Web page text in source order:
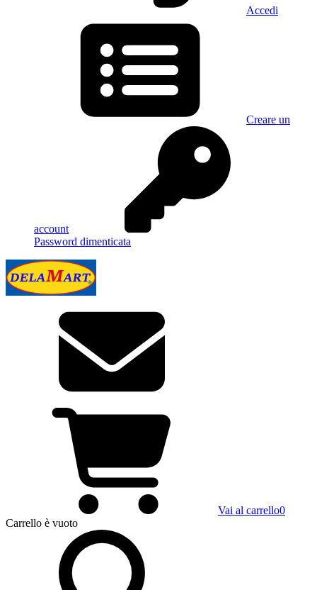
Accedi
Creare un
account
Password dimenticata
Vai al carrello0
Carrello è vuoto